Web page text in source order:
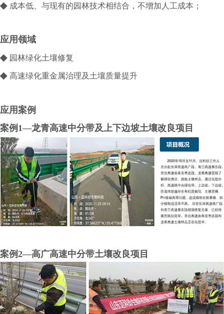
◆ 成本低、与现有的园林技术相结合，不增加人工成本；
应用领域
◆ 园林绿化土壤修复
◆ 高速绿化重金属治理及土壤质量提升
应用案例
案例1—龙青高速中分带及上下边坡土壤改良项目
案例2—高广高速中分带土壤改良项目